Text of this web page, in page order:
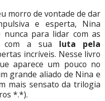
morro de vontade de dar
e esperta, Nina
para lidar com as
com a sua luta pela
incríveis. Nesse livro
aparece um pouco no
grande aliado de Nina e
mais sensato da trilogia
*.*).